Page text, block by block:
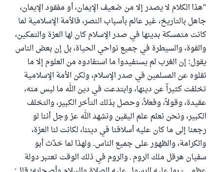
"هذا الكلام لا يصدر إلا من ضعيف الإيمان، أو مفقود الإيمان،
جاهل بالتاريخ، غير عالم بأسباب النصر، فالأمة الإسلامية لما
كانت متمسكة بدينها في صدر الإسلام كان لها العزة والتمكين،
والقوة، والسيطرة في جميع نواحي الحياة، بل إن بعض الناس
يقول: إن الغرب لم يستفيدوا ما استفادوه من العلوم إلا ما
نقلوه عن المسلمين في صدر الإسلام، ولكن الأمة الإسلامية
تخلفت كثيراً عن دينها، وابتدعت في دين الله ما ليس منه،
عقيدة، وقولاً، وفعلاً، وحصل بذلك التأخر الكبير، والتخلف
الكبير، ونحن نعلم علم اليقين ونشهد الله عز وجل أننا لو
رجعنا إلى ما كان عليه أسلافنا في ديننا، لكانت لنا العزة،
والكرامة، والظهور على جميع الناس. ولهذا لما حَدَّث أبو
سفيان هرقل ملك الروم ـ والروم في ذلك الوقت تعتبر دولة